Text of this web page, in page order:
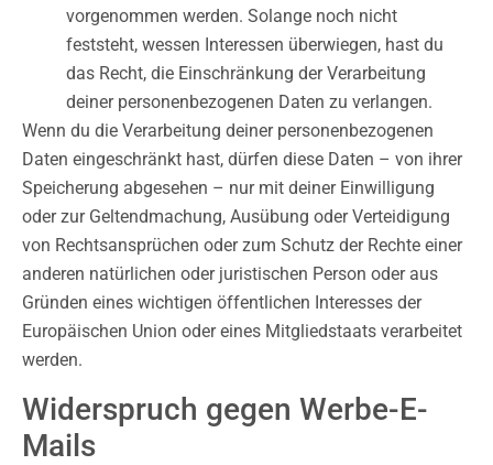
vorgenommen werden. Solange noch nicht
feststeht, wessen Interessen überwiegen, hast du
das Recht, die Einschränkung der Verarbeitung
deiner personenbezogenen Daten zu verlangen.
Wenn du die Verarbeitung deiner personenbezogenen
Daten eingeschränkt hast, dürfen diese Daten – von ihrer
Speicherung abgesehen – nur mit deiner Einwilligung
oder zur Geltendmachung, Ausübung oder Verteidigung
von Rechtsansprüchen oder zum Schutz der Rechte einer
anderen natürlichen oder juristischen Person oder aus
Gründen eines wichtigen öffentlichen Interesses der
Europäischen Union oder eines Mitgliedstaats verarbeitet
werden.
Widerspruch gegen Werbe-E-
Mails